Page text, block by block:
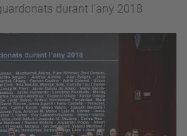
durant l'any 2018